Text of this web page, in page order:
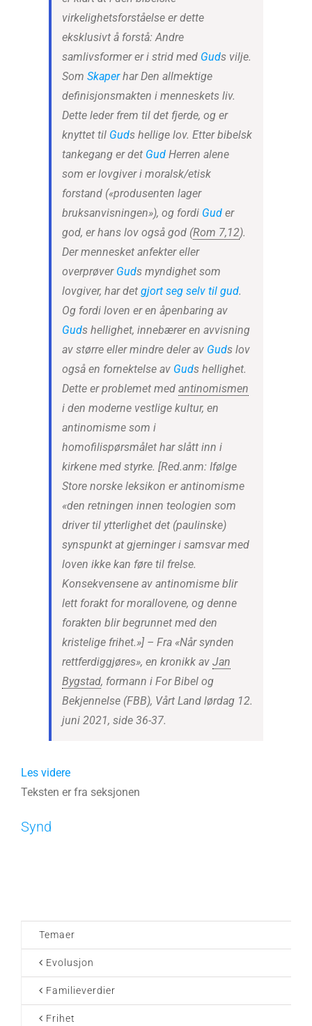
virkelighetsforståelse er dette
eksklusivt å forstå: Andre
samlivsformer er i strid med Guds vilje.
Som Skaperhar Den allmektige
definisjonsmakten i menneskets liv.
Dette leder frem til det fjerde, og er
knyttet til Guds hellige lov. Etter bibelsk
tankegang er det Gud Herren alene
som er lovgiver i moralsk/etisk
forstand («produsenten lager
bruksanvisningen»), og fordi Gud er
god, er hans lov også god (Rom 7,12).
Der mennesket anfekter eller
overprøver Guds myndighet som
lovgiver, har det gjort seg selv til gud.
Og fordi loven er en åpenbaring av
Guds hellighet, innebærer en avvisning
av større eller mindre deler av Guds lov
også en fornektelse av Guds hellighet.
Dette er problemet med antinomismen
i den moderne vestlige kultur, en
antinomisme som i
homofilispørsmålet har slått inn i
kirkene med styrke. [Red.anm: Ifølge
Store norske leksikon er antinomisme
«den retningen innen teologien som
driver til ytterlighet det (paulinske)
synspunkt at gjerninger i samsvar med
loven ikke kan føre til frelse.
Konsekvensene av antinomisme blir
lett forakt for morallovene, og denne
forakten blir begrunnet med den
kristelige frihet.»] – Fra «Når synden
rettferdiggjøres», en kronikk av Jan
Bygstad, formann i For Bibel og
Bekjennelse (FBB), Vårt Land lørdag 12.
juni 2021, side 36-37.
Les videre
Teksten er fra seksjonen
Synd
Temaer
Evolusjon
Familieverdier
Frihet